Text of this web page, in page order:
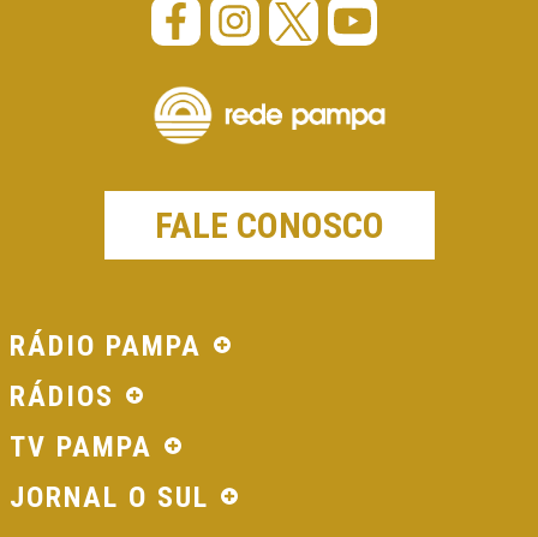
FALE CONOSCO
RÁDIO PAMPA
RÁDIOS
TV PAMPA
JORNAL O SUL